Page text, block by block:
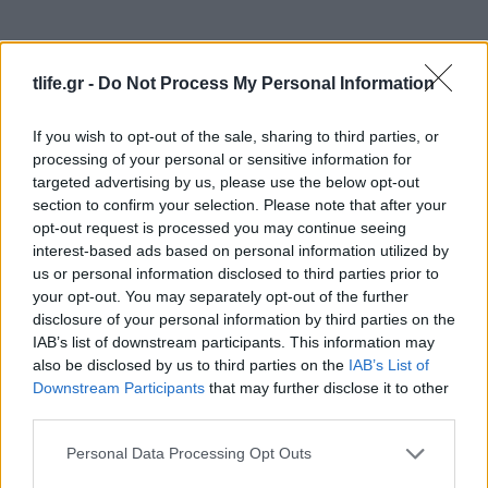
tlife.gr - Do Not Process My Personal Information
If you wish to opt-out of the sale, sharing to third parties, or
processing of your personal or sensitive information for
targeted advertising by us, please use the below opt-out
section to confirm your selection. Please note that after your
opt-out request is processed you may continue seeing
interest-based ads based on personal information utilized by
us or personal information disclosed to third parties prior to
your opt-out. You may separately opt-out of the further
disclosure of your personal information by third parties on the
IAB’s list of downstream participants. This information may
also be disclosed by us to third parties on the IAB’s List of
Downstream Participants that may further disclose it to other
Please note that this website/app uses one or more Google
Personal Data Processing Opt Outs
Τζάστιν και Χείλι Μπίμπερ: Βόλτα για σούσι στο
Λος Άντζελες με casual looks αλλά και ένα
«αμήχανο vibe» που δεν πέρασε απαρατήρητο
07.08.2026